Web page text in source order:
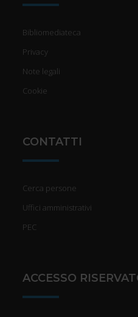
Bibliomediateca
Privacy
Note legali
Cookie
CONTATTI
Cerca persone
Uffici amministrativi
PEC
ACCESSO